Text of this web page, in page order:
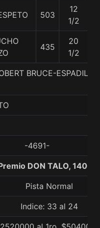
503
12
1/2
435
20
1/2
BRUCE-
-4691-
DON TALO, 1400
Pista Normal
Indice: 33 al 24